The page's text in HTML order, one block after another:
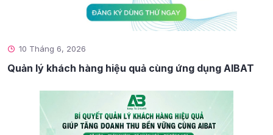
10 Tháng 6, 2026
Quản lý khách hàng hiệu quả cùng ứng dụng AIBAT